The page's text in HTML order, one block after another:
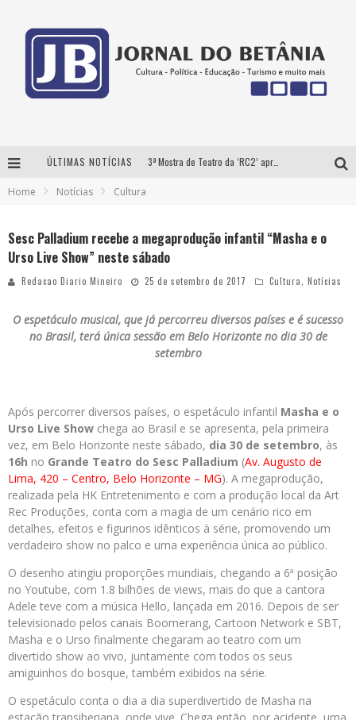
ÚLTIMAS NOTÍCIAS 3ª Mostra de Teatro da ‘RC2’ apresenta ‘seis espetáculos’ imperdíveis para o público ‘infantil e adulto’ assistir no conforto de casa pelo canal do Youtube
Home Notícias Cultura
Sesc Palladium recebe a megaprodução infantil “Masha e o
Urso Live Show” neste sábado
Redacao Diario Mineiro 25 de setembro de 2017 Cultura Notícias
O espetáculo musical, que já percorreu diversos países e é sucesso
no Brasil, terá única sessão em Belo Horizonte no dia 30 de
setembro
Após percorrer diversos países, o espetáculo infantil Masha e o
Urso Live Show chega ao Brasil e se apresenta, pela primeira
vez, em Belo Horizonte neste sábado, dia 30 de setembro, às
16h no Grande Teatro do Sesc Palladium (Av. Augusto de
Lima, 420 – Centro, Belo Horizonte – MG). A megaprodução,
realizada pela HK Entretenimento e com a produção local da Art
Rec Produções, conta com a magia de um cenário rico em
detalhes, efeitos e figurinos idênticos à série, promovendo um
verdadeiro show no palco e uma experiência única ao público.
O desenho atingiu proporções mundiais, chegando a 6ª posição
no Youtube, com 1.8 bilhões de views, mais do que a cantora
Adele teve com a música Hello, lançada em 2016. Depois de ser
televisionado pelos canais Boomerang, Cartoon Network e SBT,
Masha e o Urso finalmente chegaram ao teatro com um
divertido show ao vivo, juntamente com todos os seus
amiguinhos do bosque, também exibidos na série.
O espetáculo conta o dia a dia superdivertido de Masha na